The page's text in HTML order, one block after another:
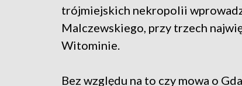
trójmiejskich nekropolii
Malczewskiego, przy trzech
Witominie.
Bez względu na to czy mowa o